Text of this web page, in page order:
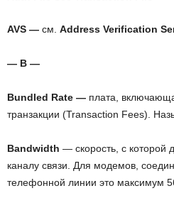
AVS — см. Address Verification
— B —
Bundled Rate — плата,
транзакции (Transaction Fees).
Bandwidth — скорость, с которой
каналу связи. Для модемов,
телефонной линии это максимум